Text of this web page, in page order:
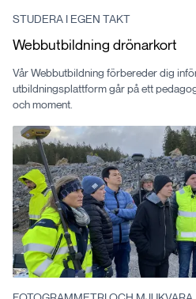
STUDERA I EGEN TAKT
Webbutbildning drönarkort
Vår Webbutbildning förbereder dig
utbildningsplattform går på ett
och moment.